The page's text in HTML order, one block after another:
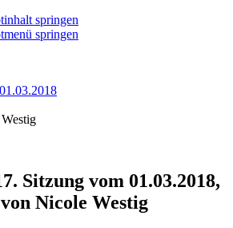
springen
springen
Sitzung vom 01.03.2018,
Nicole Westig